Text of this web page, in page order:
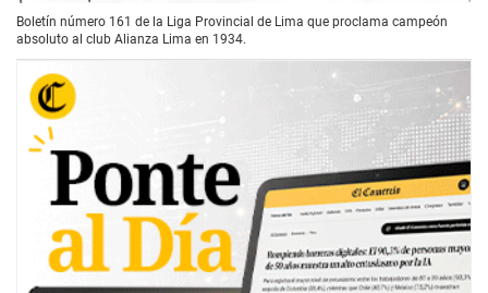
Boletín número 161 de la Liga Provincial de Lima que proclama campeón
absoluto al club Alianza Lima en 1934.